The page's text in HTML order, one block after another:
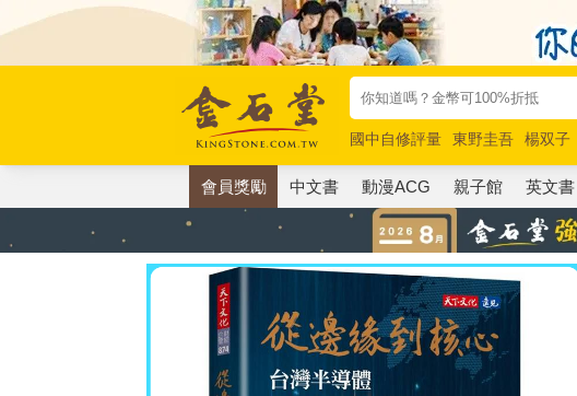
國中自修評量 東野圭吾 楊双子
唯紅花綻放
奧德賽 路邊攤新作
會員獎勵 中文書 動漫ACG 親子館 英文書